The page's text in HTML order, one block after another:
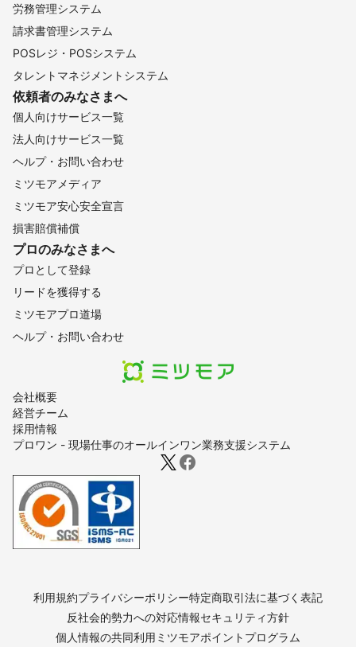
会社概要
経営チーム
採用情報
プロワン - 現場仕事のオールインワン業務支援システム
労務管理システム
請求書管理システム
POSレジ・POSシステム
タレントマネジメントシステム
依頼者のみなさまへ
個人向けサービス一覧
法人向けサービス一覧
ヘルプ・お問い合わせ
ミツモアメディア
ミツモア安心安全宣言
損害賠償補償
プロのみなさまへ
プロとして登録
リードを獲得する
ミツモアプロ道場
ヘルプ・お問い合わせ
利用規約プライバシーポリシー特定商取引法に基づく表記
反社会的勢力への対応情報セキュリティ方針
個人情報の共同利用 ミツモアポイントプログラム